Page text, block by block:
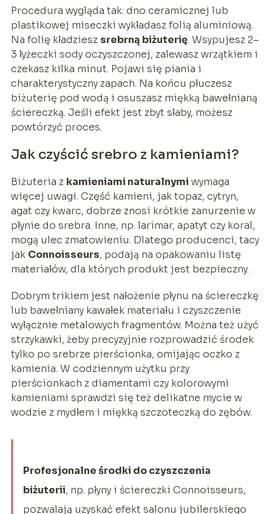
Procedura wygląda tak: dno ceramicznej lub
plastikowej miseczki wykładasz folią aluminiową.
Na folię kładziesz srebrną biżuterię. Wsypujesz 2–
3 łyżeczki sody oczyszczonej, zalewasz wrzątkiem i
czekasz kilka minut. Pojawi się piania i
charakterystyczny zapach. Na końcu płuczesz
biżuterię pod wodą i osuszasz miękką bawełnianą
ściereczką. Jeśli efekt jest zbyt słaby, możesz
powtórzyć proces.
Jak czyścić srebro z kamieniami?
Biżuteria z kamieniami naturalnymi wymaga
więcej uwagi. Część kamieni, jak topaz, cytryn,
agat czy kwarc, dobrze znosi krótkie zanurzenie w
płynie do srebra. Inne, np. larimar, apatyt czy koral,
mogą ulec zmatowieniu. Dlatego producenci, tacy
jak Connoisseurs, podają na opakowaniu listę
materiałów, dla których produkt jest bezpieczny.
Dobrym trikiem jest nałożenie płynu na ściereczkę
lub bawełniany kawałek materiału i czyszczenie
wyłącznie metalowych fragmentów. Można też użyć
strzykawki, żeby precyzyjnie rozprowadzić środek
tylko po srebrze pierścionka, omijając oczko z
kamienia. W codziennym użytku przy
pierścionkach z diamentami czy kolorowymi
kamieniami sprawdzi się też delikatne mycie w
wodzie z mydłem i miękką szczoteczką do zębów.
Profesjonalne środki do czyszczenia
biżuterii, np. płyny i ściereczki Connoisseurs,
pozwalają uzyskać efekt salonu jubilerskiego